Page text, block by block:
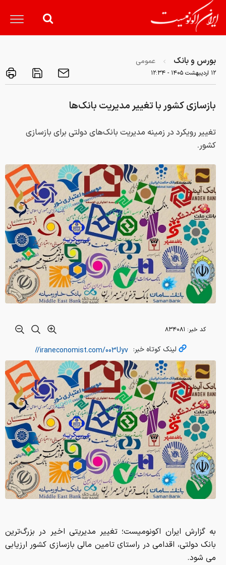
بورس و بانک عمومی
۱۲ ارديبهشت ۱۴۰۵ - ۱۲:۳۴
بازسازی کشور با تغییر مدیریت بانک‌ها
تغییر رویکرد در زمینه مدیریت بانک‌های دولتی برای بازسازی
کشور.
کد خبر: ۸۳۴۰۸۱
لینک کوتاه خبر:
به گزارش ایران اکونومیست؛ تغییر مدیریتی اخیر در بزرگ‌ترین
بانک دولتی، اقدامی در راستای تامین مالی بازسازی کشور ارزیابی
می شود.